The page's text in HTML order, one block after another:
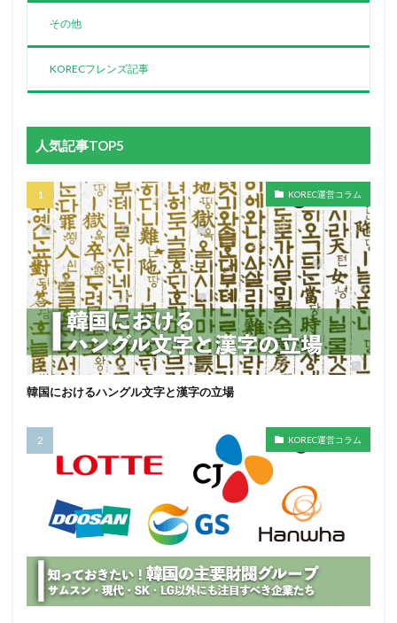
その他
KORECフレンズ記事
人気記事TOP5
KOREC運営コラム
韓国におけるハングル文字と漢字の立場
KOREC運営コラム